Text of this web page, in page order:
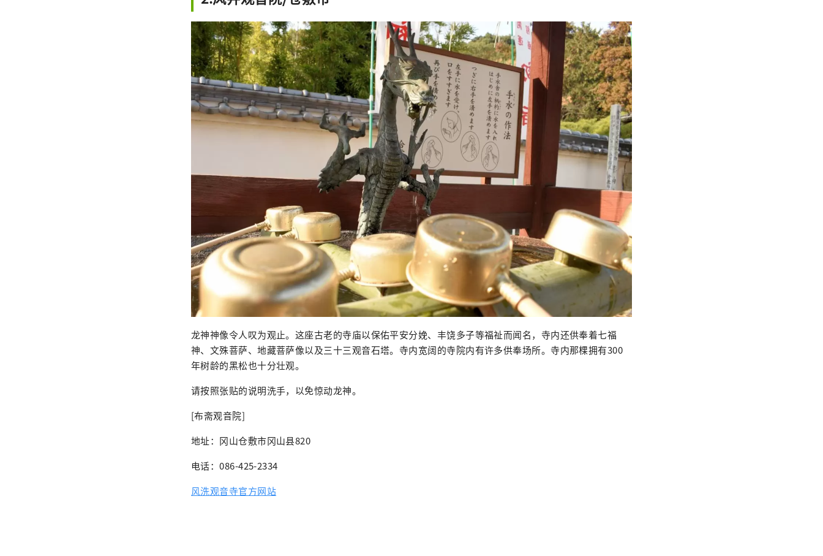
龙神神像令人叹为观止。这座古老的寺庙以保佑平安分娩、丰饶多子等福祉而闻名，寺内还供奉着七福
神、文殊菩萨、地藏菩萨像以及三十三观音石塔。寺内宽阔的寺院内有许多供奉场所。寺内那棵拥有300
年树龄的黑松也十分壮观。
请按照张贴的说明洗手，以免惊动龙神。
[布斋观音院]
地址：冈山仓敷市冈山县820
电话：086-425-2334
风洗观音寺官方网站